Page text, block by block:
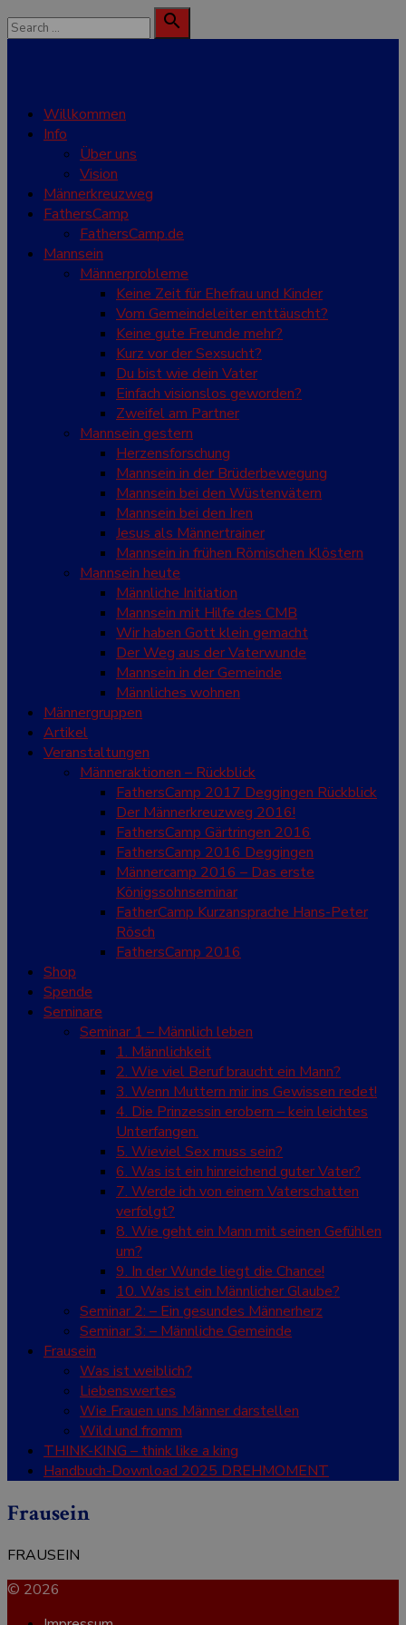
Skip
to
Search
for:

Search
Willkommen
Info
Über uns
Vision
Männerkreuzweg
FathersCamp
FathersCamp.de
Mannsein
Männerprobleme
Keine Zeit für Ehefrau und Kinder
Vom Gemeindeleiter enttäuscht?
Keine gute Freunde mehr?
Kurz vor der Sexsucht?
Du bist wie dein Vater
Einfach visionslos geworden?
Zweifel am Partner
Mannsein gestern
Herzensforschung
Mannsein in der Brüderbewegung
Mannsein bei den Wüstenvätern
Mannsein bei den Iren
Jesus als Männertrainer
Mannsein in frühen Römischen Klöstern
Mannsein heute
Männliche Initiation
Mannsein mit Hilfe des CMB
Wir haben Gott klein gemacht
Der Weg aus der Vaterwunde
Mannsein in der Gemeinde
Männliches wohnen
Männergruppen
Artikel
Veranstaltungen
Männeraktionen – Rückblick
FathersCamp 2017 Deggingen Rückblick
Der Männerkreuzweg 2016!
FathersCamp Gärtringen 2016
FathersCamp 2016 Deggingen
Männercamp 2016 – Das erste
Königssohnseminar
FatherCamp Kurzansprache Hans-Peter
Rösch
FathersCamp 2016
Shop
Spende
Seminare
Seminar 1 – Männlich leben
1. Männlichkeit
2. Wie viel Beruf braucht ein Mann?
3. Wenn Muttern mir ins Gewissen redet!
4. Die Prinzessin erobern – kein leichtes
Unterfangen.
5. Wieviel Sex muss sein?
6. Was ist ein hinreichend guter Vater?
7. Werde ich von einem Vaterschatten
verfolgt?
8. Wie geht ein Mann mit seinen Gefühlen
um?
9. In der Wunde liegt die Chance!
10. Was ist ein Männlicher Glaube?
Seminar 2: – Ein gesundes Männerherz
Seminar 3: – Männliche Gemeinde
Frausein
Was ist weiblich?
Liebenswertes
Wie Frauen uns Männer darstellen
Wild und fromm
THINK-KING – think like a king
Handbuch-Download 2025 DREHMOMENT
Frausein
FRAUSEIN
© 2026